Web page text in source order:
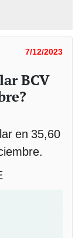
7/12/2023
BCV
en 35,60